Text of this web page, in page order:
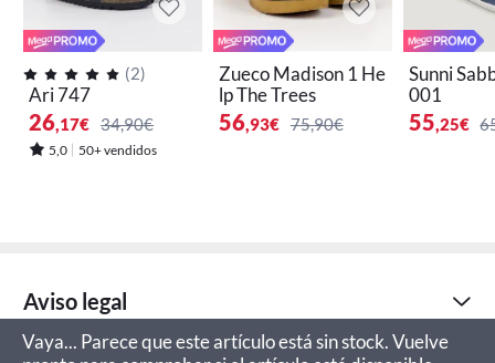
(2)
Ari 747
26,17€ 34,90€
5,0 50+ vendidos
Zueco Madison 1 He
lp The Trees
56,93€ 75,90€
Sunni
001
55,25€
Aviso legal
Vaya... Parece que este artículo está sin stock. Vuelve